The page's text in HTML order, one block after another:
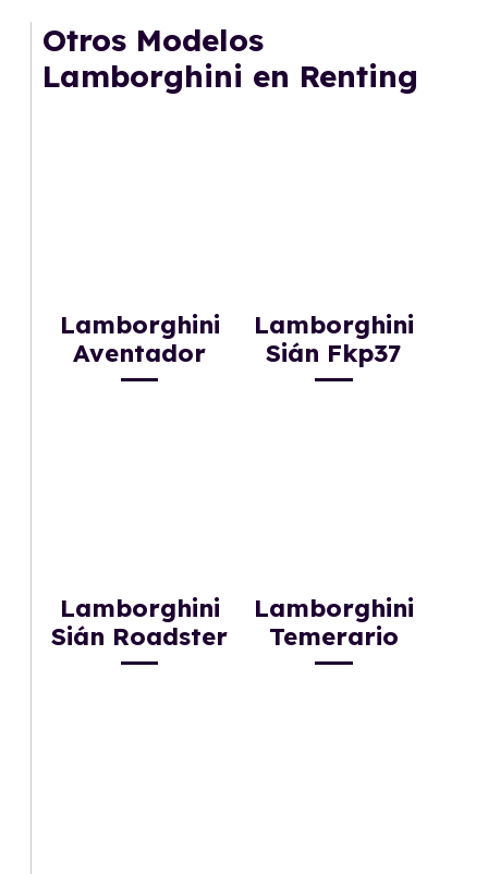
gusta cambiar de coche cada pocos años.
Otros Modelos
Lamborghini en Renting
Lamborghini
Aventador
Lamborghini
Sián Fkp37
Lamborghini
Sián Roadster
Lamborghini
Temerario